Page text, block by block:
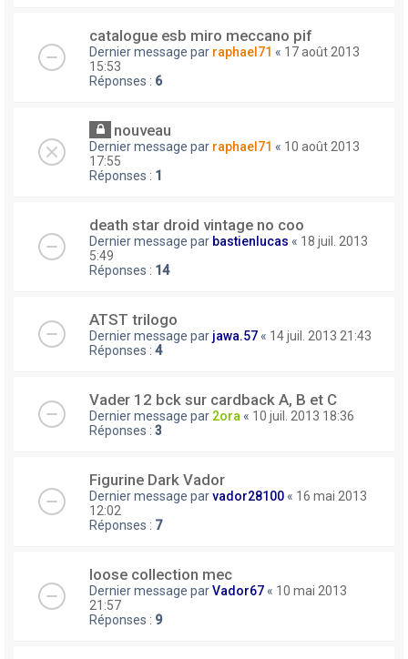
catalogue esb miro meccano pif
Dernier message par raphael71 « 17 août 2013
15:53
Réponses : 6
nouveau
Dernier message par raphael71 « 10 août 2013
17:55
Réponses : 1
death star droid vintage no coo
Dernier message par bastienlucas « 18 juil. 2013
5:49
Réponses : 14
ATST trilogo
Dernier message par jawa.57 « 14 juil. 2013 21:43
Réponses : 4
Vader 12 bck sur cardback A, B et C
Dernier message par 2ora « 10 juil. 2013 18:36
Réponses : 3
Figurine Dark Vador
Dernier message parvador28100 « 16 mai 2013
12:02
Réponses : 7
loose collection mec
Dernier message parVador67 « 10 mai 2013
21:57
Réponses : 9